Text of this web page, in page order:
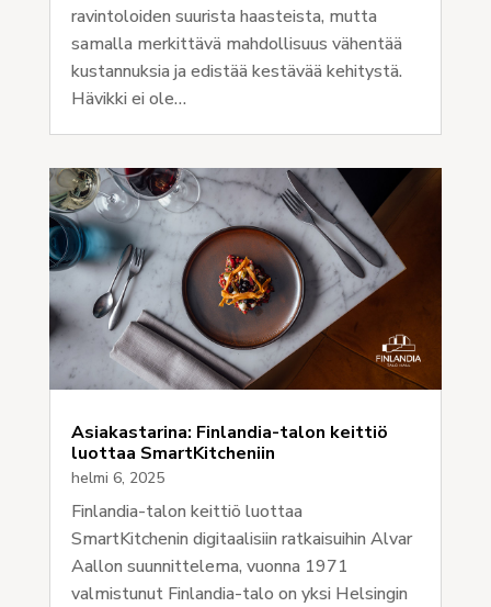
ravintoloiden suurista haasteista, mutta
samalla merkittävä mahdollisuus vähentää
kustannuksia ja edistää kestävää kehitystä.
Hävikki ei ole…
Asiakastarina: Finlandia-talon keittiö
luottaa SmartKitcheniin
helmi 6, 2025
Finlandia-talon keittiö luottaa
SmartKitchenin digitaalisiin ratkaisuihin Alvar
Aallon suunnittelema, vuonna 1971
valmistunut Finlandia-talo on yksi Helsingin